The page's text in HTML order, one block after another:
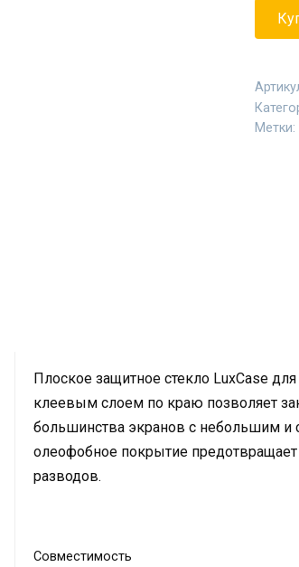
Метки:
Плоское защитное стекло LuxCase
клеевым слоем по краю позволяет
большинства экранов с небольшим и
олеофобное покрытие
разводов.
Совместимость